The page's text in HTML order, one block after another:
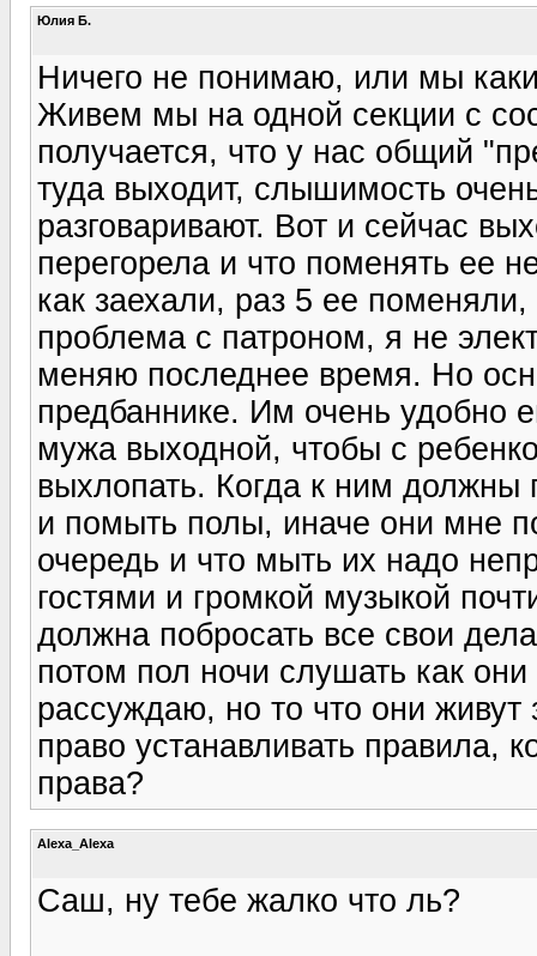
Юлия Б.
Ничего не понимаю, или мы
Живем мы на одной секции с
получается, что у нас общий
туда выходит, слышимость
разговаривают. Вот и сейчас
перегорела и что поменять ее
как заехали, раз 5 ее
проблема с патроном, я не
меняю последнее время. Но
предбаннике. Им очень удобно
мужа выходной, чтобы с
выхлопать. Когда к ним должны
и помыть полы, иначе они мне
очередь и что мыть их надо
гостями и громкой музыкой
должна побросать все свои
потом пол ночи слушать как
рассуждаю, но то что они
право устанавливать правила,
права?
Alexa_Alexa
Саш, ну тебе жалко что ль?